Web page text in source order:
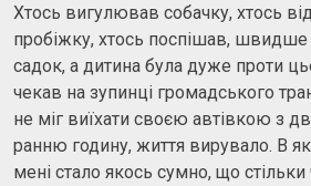
Хтось вигулював собачку, хтось
пробіжку, хтось поспішав, швидше
садок, а дитина була дуже проти
чекав на зупинці громадського
не міг виїхати своєю автівкою з
ранню годину, життя вирувало. В
мені стало якось сумно, що стільки